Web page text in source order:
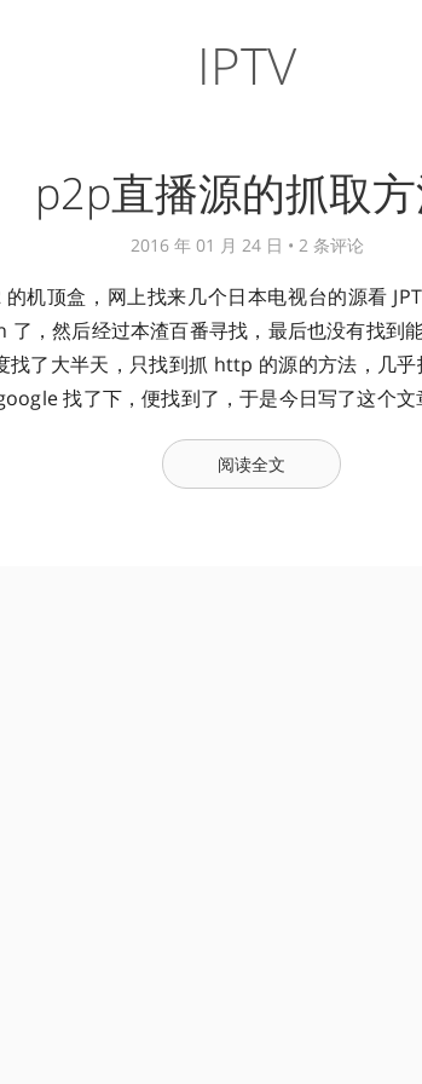
IPTV
p2p直播源的抓取
2016 年 01 月 24 日 • 2 条评论
机顶盒，网上找来几个日本电视台的源看
了，然后经过本渣百番寻找，最后也没有找到
找了大半天，只找到抓 http 的源的方法，几
找了下，便找到了，于是今日写了这个文
阅读全文